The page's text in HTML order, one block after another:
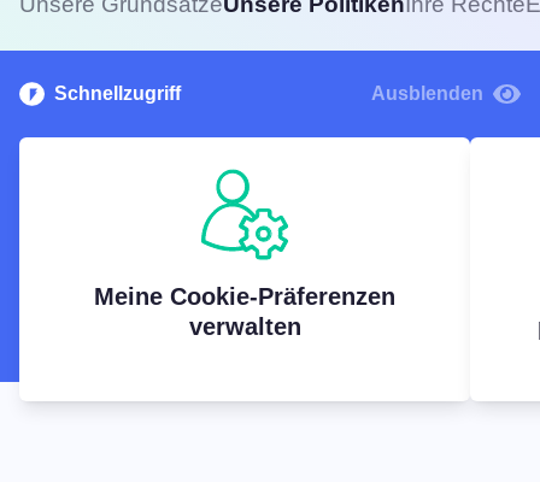
Schnellzugriff Ausblenden
Meine Cookie-Präferenzen
verwalten